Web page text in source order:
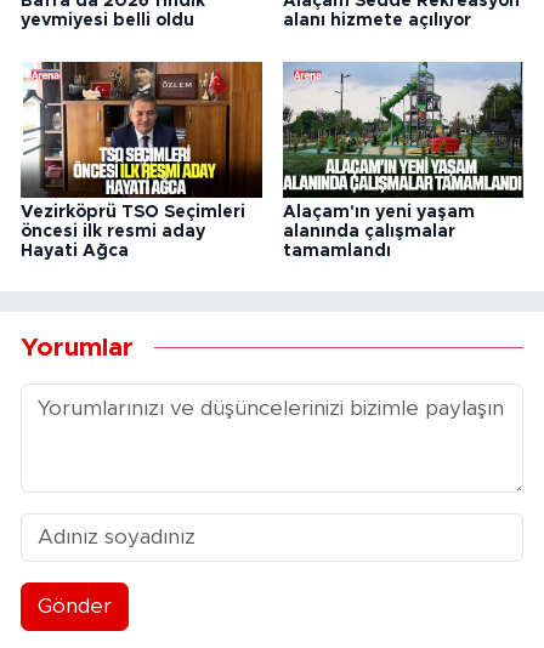
yevmiyesi belli oldu
alanı hizmete açılıyor
Vezirköprü TSO Seçimleri
öncesi ilk resmi aday
Hayati Ağca
Alaçam'ın yeni yaşam
alanında çalışmalar
tamamlandı
Yorumlar
Gönder